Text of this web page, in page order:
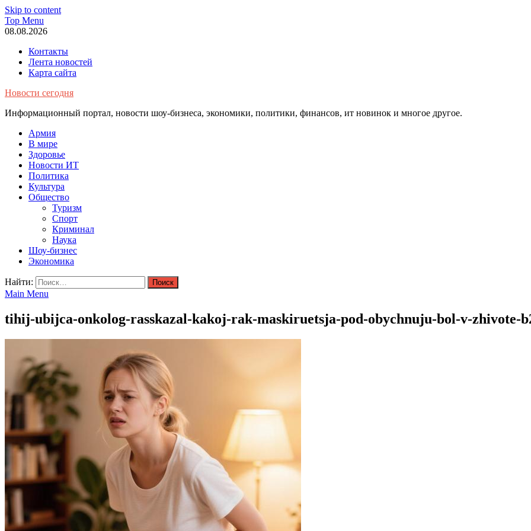
Skip to content
Top Menu
08.08.2026
Контакты
Лента новостей
Карта сайта
Новости сегодня
Информационный портал, новости шоу-бизнеса, экономики, политики, финансов, ит новинок и многое другое.
Армия
В мире
Здоровье
Новости ИТ
Политика
Культура
Общество
Туризм
Спорт
Криминал
Наука
Шоу-бизнес
Экономика
Найти:
Main Menu
tihij-ubijca-onkolog-rasskazal-kakoj-rak-maskiruetsja-pod-obychnuju-bol-v-zhivote-